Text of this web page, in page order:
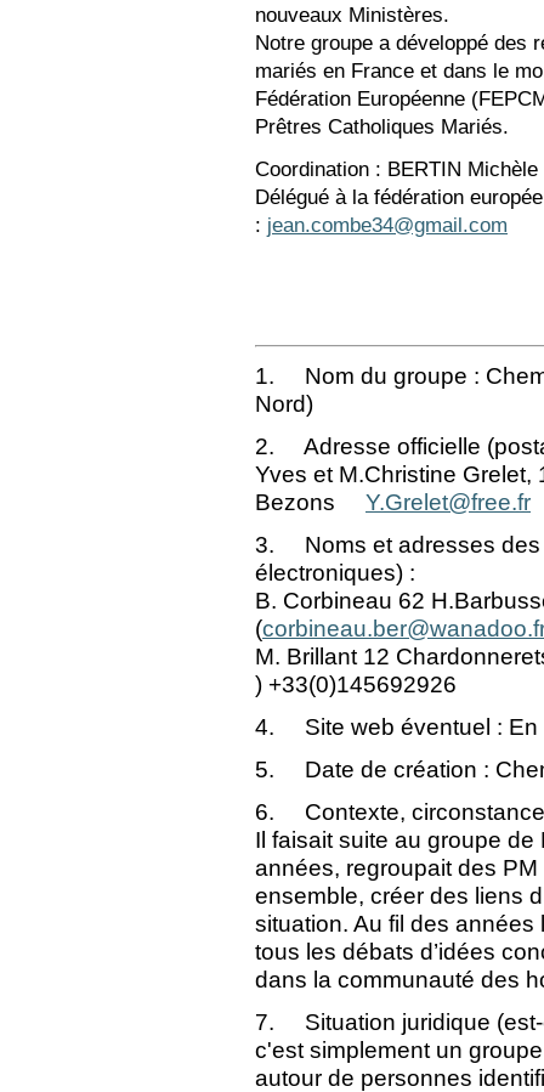
nouveaux Ministères.
Notre groupe a développé des
mariés en France et dans le
Fédération Européenne
Prêtres Catholiques Mariés.
Coordination : BERTIN
Délégué à la fédération
: jean.combe34@gmail.com
1. Nom du groupe :
Nord)
2. Adresse officielle
Yves et M.Christine
Bezons Y.Grelet@free.fr
3. Noms et adresses des
électroniques) :
B. Corbineau 62
(
M. Brillant 12
) +33(0)145692926
4. Site web éventuel : En
5. Date de création :
6. Contexte, circonstance
Il faisait suite au groupe
années, regroupait des
ensemble, créer des liens
situation. Au fil des années
tous les débats d’idées
dans la communauté des
7. Situation juridique (est-
c'est simplement un
autour de personnes